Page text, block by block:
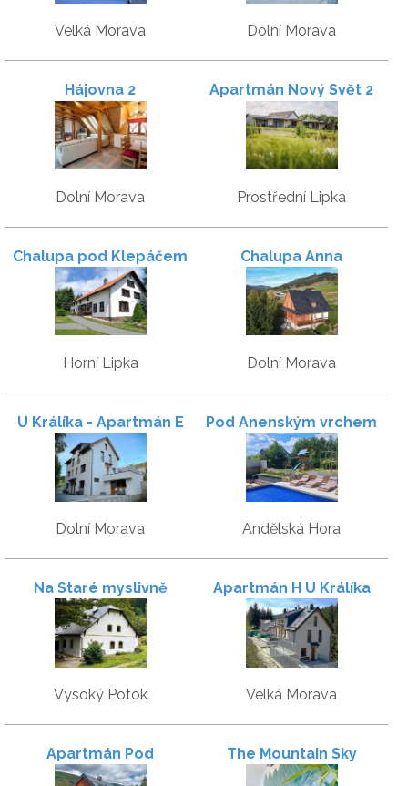
Velká Morava Dolní Morava
Hájovna 2
Dolní Morava
Apartmán Nový Svět 2
Prostřední Lipka
Chalupa pod Klepáčem
Horní Lipka
Chalupa Anna
Dolní Morava
U Králíka - Apartmán E
Dolní Morava
Pod Anenským vrchem
Andělská Hora
Na Staré myslivně
Vysoký Potok
Apartmán H U Králíka
Velká Morava
Apartmán Pod
The Mountain Sky